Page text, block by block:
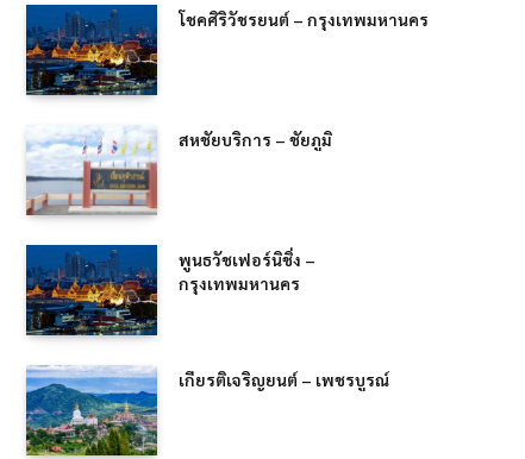
โชคศิริวัชรยนต์ – กรุงเทพมหานคร
สหชัยบริการ – ชัยภูมิ
พูนธวัชเฟอร์นิชิ่ง –
กรุงเทพมหานคร
เกียรติเจริญยนต์ – เพชรบูรณ์